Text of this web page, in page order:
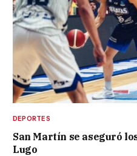
DEPORTES
San Martín se aseguró
Lugo